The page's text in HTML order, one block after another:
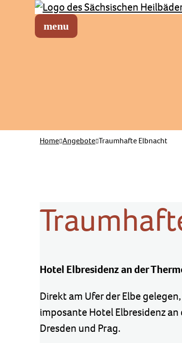
Sächsischer Heilbäderverband
Home Angebote Traumhafte Elbnacht
Hotel Elbresidenz an der
Direkt am Ufer der Elbe
imposante Hotel Elbresidenz
Dresden und Prag.